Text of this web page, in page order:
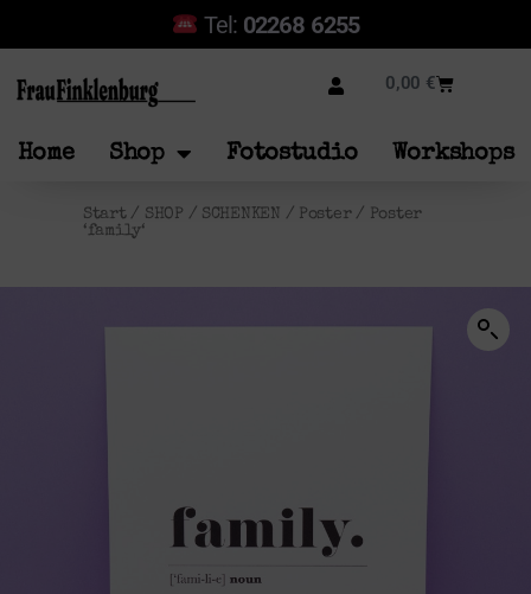
Tel: 02268 6255
0,00 €
Home Shop Fotostudio Workshops
Start/ SHOP / SCHENKEN / Poster/ Poster
‘family‘